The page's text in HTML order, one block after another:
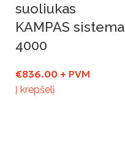
suoliukas
KAMPAS sistema
4000
€836.00 + PVM
Į krepšelį